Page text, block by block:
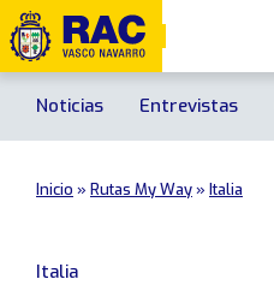
Noticias Entrevistas
Inicio » Rutas My Way» Italia
Italia